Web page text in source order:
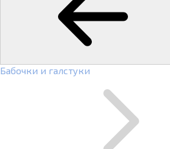
Бабочки и галстуки